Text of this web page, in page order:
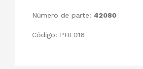
Número de parte: 42080
Código: PHE016